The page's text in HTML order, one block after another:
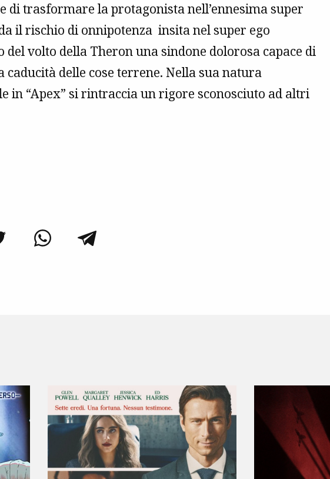
di trasformare la protagonista nell’ennesima super
il rischio di onnipotenza insita nel super ego
del volto della Theron una sindone dolorosa capace di
delle cose terrene. Nella sua natura
in “Apex” si rintraccia un rigore sconosciuto ad altri